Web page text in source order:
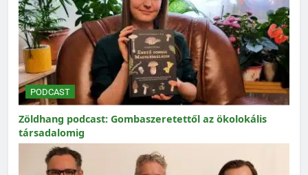
PODCAST
Zöldhang podcast: Gombaszeretettől az ökolokális
társadalomig